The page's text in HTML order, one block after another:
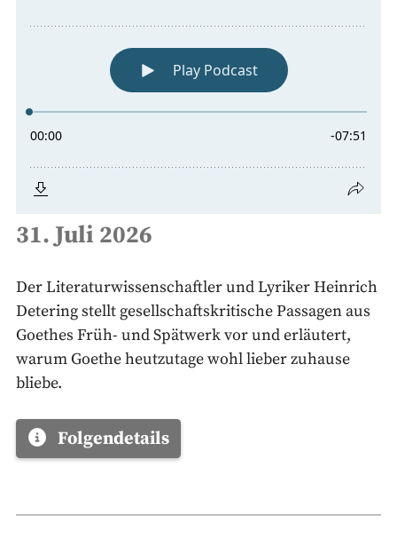
31. Juli 2026
Der Literaturwissenschaftler und Lyriker Heinrich
Detering stellt gesellschaftskritische Passagen aus
Goethes Früh- und Spätwerk vor und erläutert,
warum Goethe heutzutage wohl lieber zuhause
bliebe.
Folgendetails